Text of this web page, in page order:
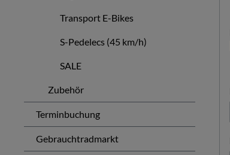
Transport E-Bikes
S-Pedelecs (45 km/h)
SALE
Zubehör
Terminbuchung
Gebrauchtradmarkt